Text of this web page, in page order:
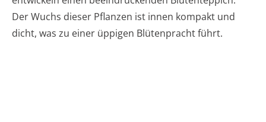
Der Wuchs dieser Pflanzen ist innen kompakt und
dicht, was zu einer üppigen Blütenpracht führt.